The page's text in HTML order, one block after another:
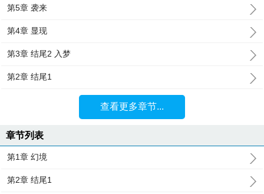
第5章 袭来
第4章 显现
第3章 结尾2 入梦
第2章 结尾1
查看更多章节...
章节列表
第1章 幻境
第2章 结尾1